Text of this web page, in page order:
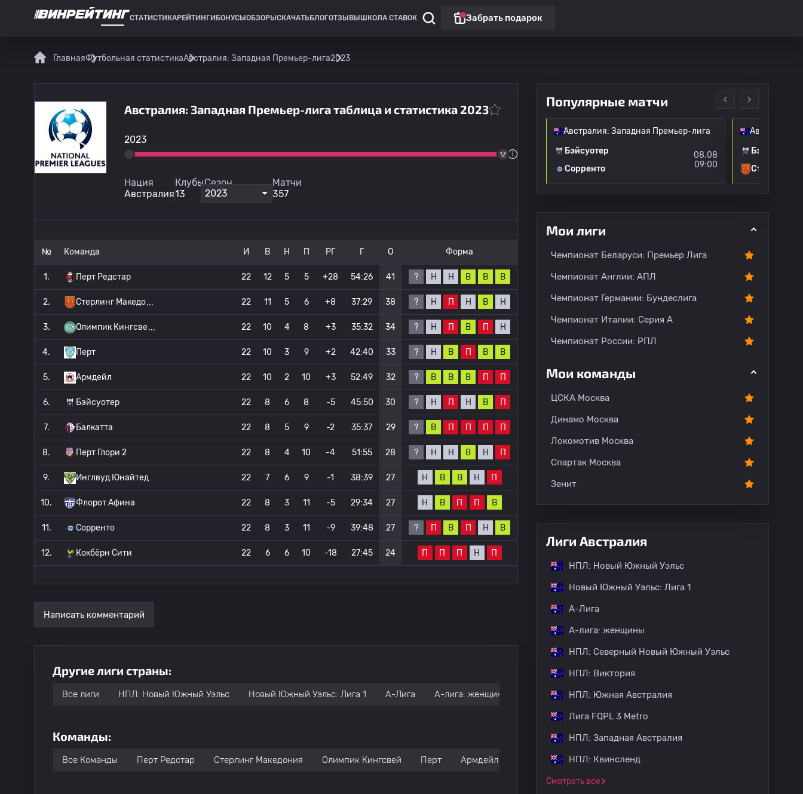
СТАТИСТИКАРЕЙТИНГИ БОНУСЫ ОБЗОРЫ СКАЧАТЬ БЛОГОТЗЫВЫ ШКОЛА СТАВОК Забрать подарок
ГлавнаяФутбольная статистикаАвстралия: Западная Премьер-лига2023
Австралия: Западная Премьер-лига таблица и статистика 2023
2023
Нация
Австралия
Клубы
13
Сезон
2023
Матчи
357
№ Команда И В Н П РГ Г О Форма
1. Перт Редстар 22 12 5 5 +28 54:26 41 ? Н Н В В В
2. Стерлинг Македо 22 11 5 6 +8 37:29 38 ? Н П Н В Н
3. Олимпик Кингсве 22 10 4 8 +3 35:32 34 ? Н П В П Н
4. Перт 22 10 3 9 +2 42:40 33 ? Н В П В В
5. Армдейл 22 10 2 10 +3 52:49 32 ? В В В П П
6. Бэйсуотер 22 8 6 8 -5 45:50 30 ? Н П Н В П
7. Балкатта 22 8 5 9 -2 35:37 29 ? В П П П П
8. Перт Глори 2 22 8 4 10 -4 51:55 28 ? Н Н В Н П
9. Инглвуд Юнайтед 22 7 6 9 -1 38:39 27 Н В В Н П
10. Флорот Афина 22 8 3 11 -5 29:34 27 Н В П П В
11. Сорренто 22 8 3 11 -9 39:48 27 ? П В П Н В
12. Кокбёрн Сити 22 6 6 10 -18 27:45 24 П П П Н П
Написать комментарий
Другие лиги страны:
Все лиги НПЛ: Новый Южный Уэльс Новый Южный Уэльс: Лига 1 А-Лига А-лига: женщины НПЛ: Северный Новый Южный Уэльс
Команды:
Все Команды Перт Редстар Стерлинг Македония Олимпик Кингсвей Перт Армдейл Бэйсуотер Балкатта Перт Глори 2
Популярные матчи
Бэйсуотер
14.08
Австралия: Западная Премьер-лига
Бэйсуотер
Сорренто
08.08
09:00
Австралия:
Бэйсуотер
Стерлинг
Мои лиги
Чемпионат Беларуси: Премьер Лига
Чемпионат Англии: АПЛ
Чемпионат Германии: Бундеслига
Чемпионат Италии: Серия А
Чемпионат России: РПЛ
Мои команды
ЦСКА Москва
Динамо Москва
Локомотив Москва
Спартак Москва
Зенит
Лиги Австралия
НПЛ: Новый Южный Уэльс
Новый Южный Уэльс: Лига 1
А-Лига
А-лига: женщины
НПЛ: Северный Новый Южный Уэльс
НПЛ: Виктория
НПЛ: Южная Австралия
Лига FQPL 3 Metro
НПЛ: Западная Австралия
НПЛ: Квинсленд
Смотреть все